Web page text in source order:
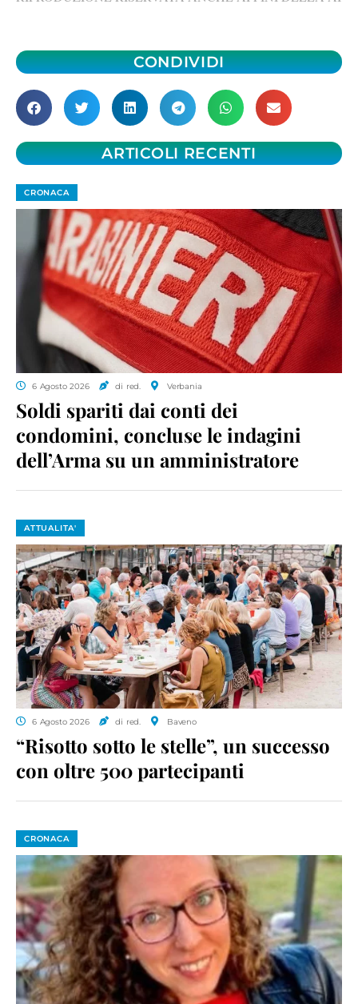
CONDIVIDI
ARTICOLI RECENTI
CRONACA
6 Agosto 2026 di red. Verbania
Soldi spariti dai conti dei
condomini, concluse le indagini
dell’Arma su un amministratore
ATTUALITA'
6 Agosto 2026 di red. Baveno
“Risotto sotto le stelle”, un successo
con oltre 500 partecipanti
CRONACA